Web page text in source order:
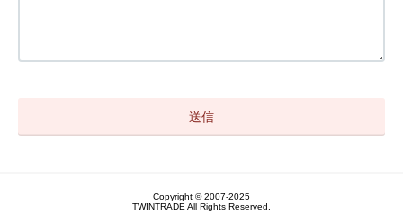
Copyright © 2007-2025
TWINTRADE All Rights Reserved.